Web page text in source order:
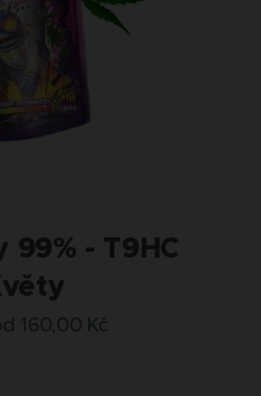
99% - T9HC
160,00 Kč